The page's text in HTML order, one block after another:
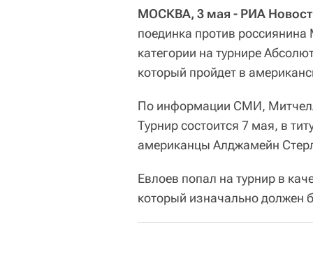
МОСКВА, 3 мая - РИА
поединка против
категории на турнире
который пройдет в
По информации СМИ,
Турнир состоится 7 мая, в
американцы Алджамейн
Евлоев попал на турнир в
который изначально должен